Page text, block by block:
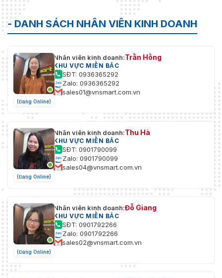
- DANH SÁCH NHÂN VIÊN KINH DOANH
(Đang Online)
Nhân viên kinh doanh:Trần Hồng
KHU VỰC MIỀN BẮC
SĐT: 0936365292
Zalo: 0936365292
sales01@vnsmart.com.vn
(Đang Online)
Nhân viên kinh doanh:Thu Hà
KHU VỰC MIỀN BẮC
SĐT: 0901790099
Zalo: 0901790099
sales04@vnsmart.com.vn
(Đang Online)
Nhân viên kinh doanh:Đỗ Giang
KHU VỰC MIỀN BẮC
SĐT: 0901792266
Zalo: 0901792266
sales02@vnsmart.com.vn